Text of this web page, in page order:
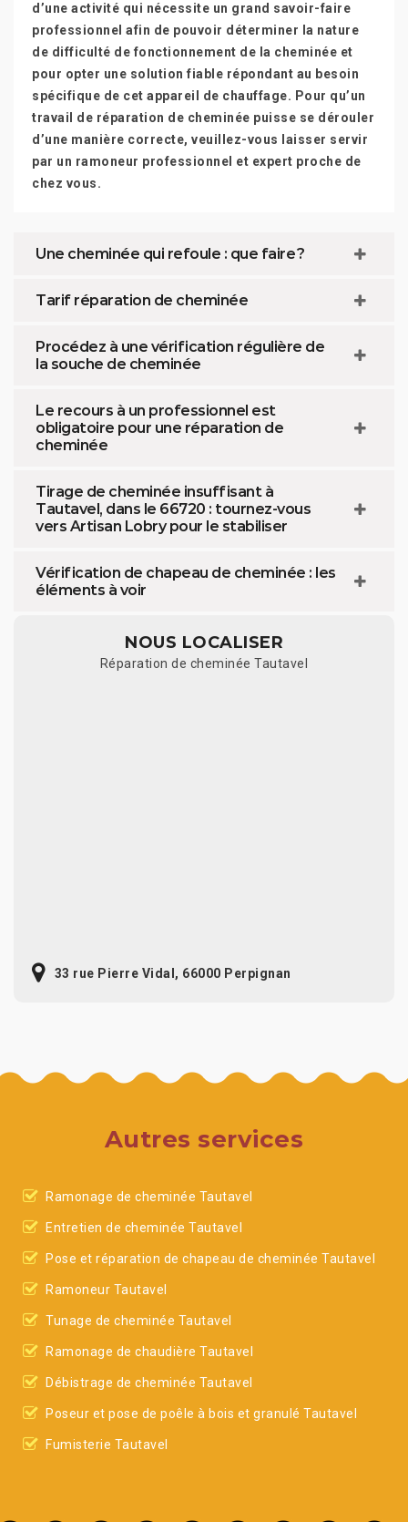
d’une activité qui nécessite un grand savoir-faire
professionnel afin de pouvoir déterminer la nature
de difficulté de fonctionnement de la cheminée et
pour opter une solution fiable répondant au besoin
spécifique de cet appareil de chauffage. Pour qu’un
travail de réparation de cheminée puisse se dérouler
d’une manière correcte, veuillez-vous laisser servir
par un ramoneur professionnel et expert proche de
chez vous.
Une cheminée qui refoule : que faire ?
Tarif réparation de cheminée
Procédez à une vérification régulière de
la souche de cheminée
Le recours à un professionnel est
obligatoire pour une réparation de
cheminée
Tirage de cheminée insuffisant à
Tautavel, dans le 66720 : tournez-vous
vers Artisan Lobry pour le stabiliser
Vérification de chapeau de cheminée : les
éléments à voir
NOUS LOCALISER
Réparation de cheminée Tautavel
33 rue Pierre Vidal, 66000 Perpignan
Autres services
Ramonage de cheminée Tautavel
Entretien de cheminée Tautavel
Pose et réparation de chapeau de cheminée Tautavel
Ramoneur Tautavel
Tunage de cheminée Tautavel
Ramonage de chaudière Tautavel
Débistrage de cheminée Tautavel
Poseur et pose de poêle à bois et granulé Tautavel
Fumisterie Tautavel